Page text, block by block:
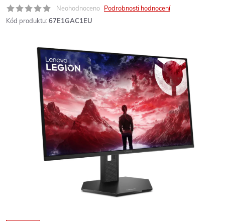
Neohodnoceno Podrobnosti hodnocení
Kód produktu: 67E1GAC1EU